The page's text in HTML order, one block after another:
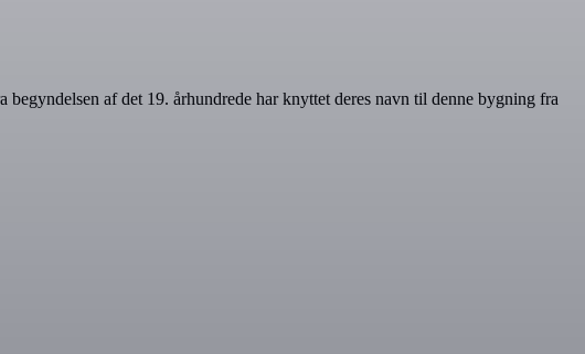
af det 19. århundrede har knyttet deres navn til denne bygning fra